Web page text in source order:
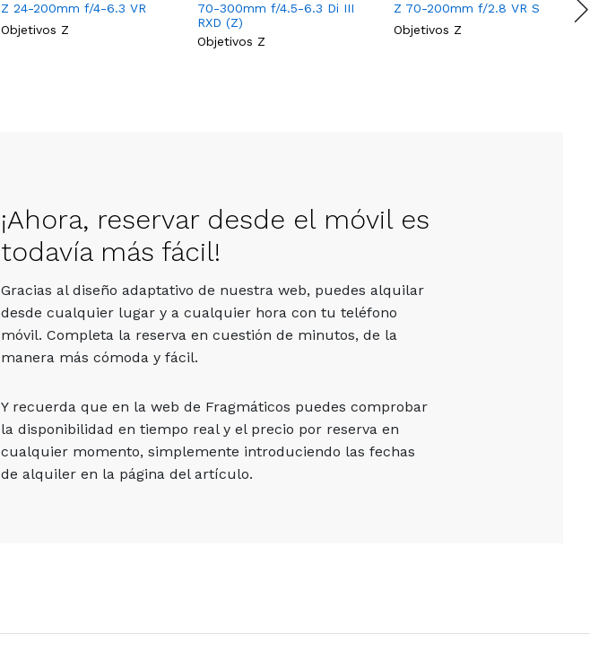
Z 24-200mm f/4-6.3 VR
Objetivos Z
70-300mm f/4.5-6.3 Di III
RXD (Z)
Objetivos Z
Z 70-200mm f/2.8 VR S
Objetivos Z
¡Ahora, reservar desde el móvil es
todavía más fácil!
Gracias al diseño adaptativo de nuestra web, puedes alquilar
desde cualquier lugar y a cualquier hora con tu teléfono
móvil. Completa la reserva en cuestión de minutos, de la
manera más cómoda y fácil.
Y recuerda que en la web de Fragmáticos puedes comprobar
la disponibilidad en tiempo real y el precio por reserva en
cualquier momento, simplemente introduciendo las fechas
de alquiler en la página del artículo.